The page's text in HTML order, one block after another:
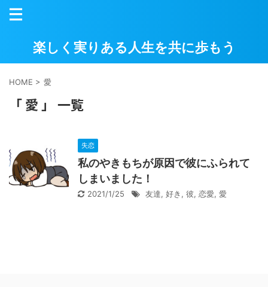
楽しく実りある人生を共に歩もう
HOME > 愛
「 愛 」 一覧
失恋
私のやきもちが原因で彼にふられて
しまいました！
2021/1/25 友達, 好き , 彼, 恋愛, 愛